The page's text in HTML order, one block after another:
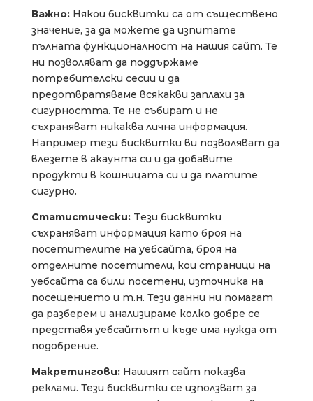
Важно:Някои бисквитки са от съществено
значение, за да можете да изпитате
пълната функционалност на нашия сайт. Те
ни позволяват да поддържаме
потребителски сесии и да
предотвратяваме всякакви заплахи за
сигурността. Те не събират и не
съхраняват никаква лична информация.
Например тези бисквитки ви позволяват да
влезете в акаунта си и да добавите
продукти в кошницата си и да платите
сигурно.
Статистически:Tези бисквитки
съхраняват информация като броя на
посетителите на уебсайта, броя на
отделните посетители, кои страници на
уебсайта са били посетени, източника на
посещението и т.н. Тези данни ни помагат
да разберем и анализираме колко добре се
представя уебсайтът и къде има нужда от
подобрение.
Макретингови:Нашият сайт показва
реклами. Тези бисквитки се използват за